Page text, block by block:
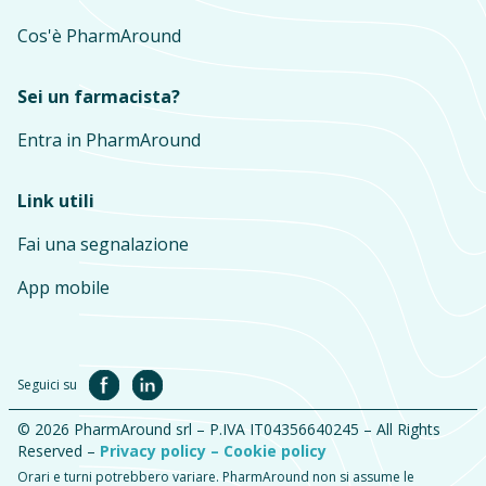
Cos'è PharmAround
Sei un farmacista?
Entra in PharmAround
Link utili
Fai una segnalazione
App mobile
Seguici su
© 2026 PharmAround srl – P.IVA IT04356640245 – All Rights
Reserved – Privacy policy – Cookie policy
Orari e turni potrebbero variare. PharmAround non si assume le